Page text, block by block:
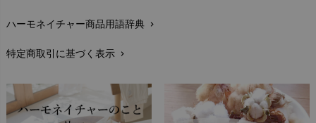
レビューを書こうchevron_right
返品交換chevron_right
FAXでのご注文
お問い合わせchevron_right
ハーモネイチャー商品用語辞典 chevron_right
特定商取引に基づく表示 chevron_right